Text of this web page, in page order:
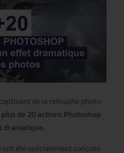
de la retouche photo
plus de 20 actions Photoshop
été spécialement conçues